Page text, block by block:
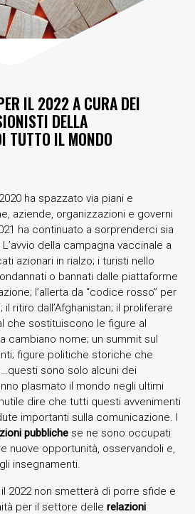
IL 2022 A CURA DEI
DELLA
TUTTO IL MONDO
ha spazzato via piani e
aziende, organizzazioni e governi
ha continuato a sorprenderci sia
della campagna vaccinale a
azionari in rialzo; i turisti nello
o bannati dalle piattaforme
l’allerta da “codice rosso” per
ritiro dall’Afghanistan; il proliferare
che sostituiscono le figure al
cambiano nome; un summit sul
figure politiche storiche che
sono solo alcuni dei
plasmato il mondo negli ultimi
dire che tutti questi avvenimenti
importanti sulla comunicazione. I
pubbliche se ne sono occupati
nuove opportunità, osservandoli e,
insegnamenti.
2022 non smetterà di porre sfide e
per il settore delle relazioni